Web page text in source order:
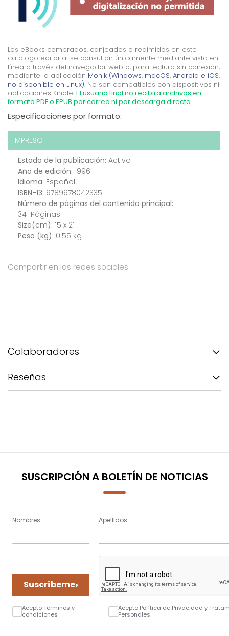
Los eBooks comprados, canjeados o redimidos en este
catálogo editorial se consultan únicamente mediante vista en
línea a través del navegador web o, para lectura sin conexión,
mediante la aplicación Mon'k (Windows, macOS, Android e iOS,
no disponible en Linux). No son compatibles con dispositivos ni
aplicaciones Kindle. El usuario final no recibirá archivos en
formato PDF o EPUB por correo ni por descarga directa.
Especificaciones por formato:
IMPRESO
Estado de la publicación: Activo
Año de edición: 1996
Idioma: Español
ISBN-13: 9789978042335
Número de páginas del contenido principal:
341 Páginas
Size(cm): 15 x 21
Peso (kg): 0.55 kg
Compartir en las redes sociales
Colaboradores
Reseñas
SUSCRIPCIÓN A BOLETÍN DE NOTICIAS
Nombres Apellidos
Suscríbeme›
Acepto Términos y
condiciones
Acepto Política de Privacidad y
Personales